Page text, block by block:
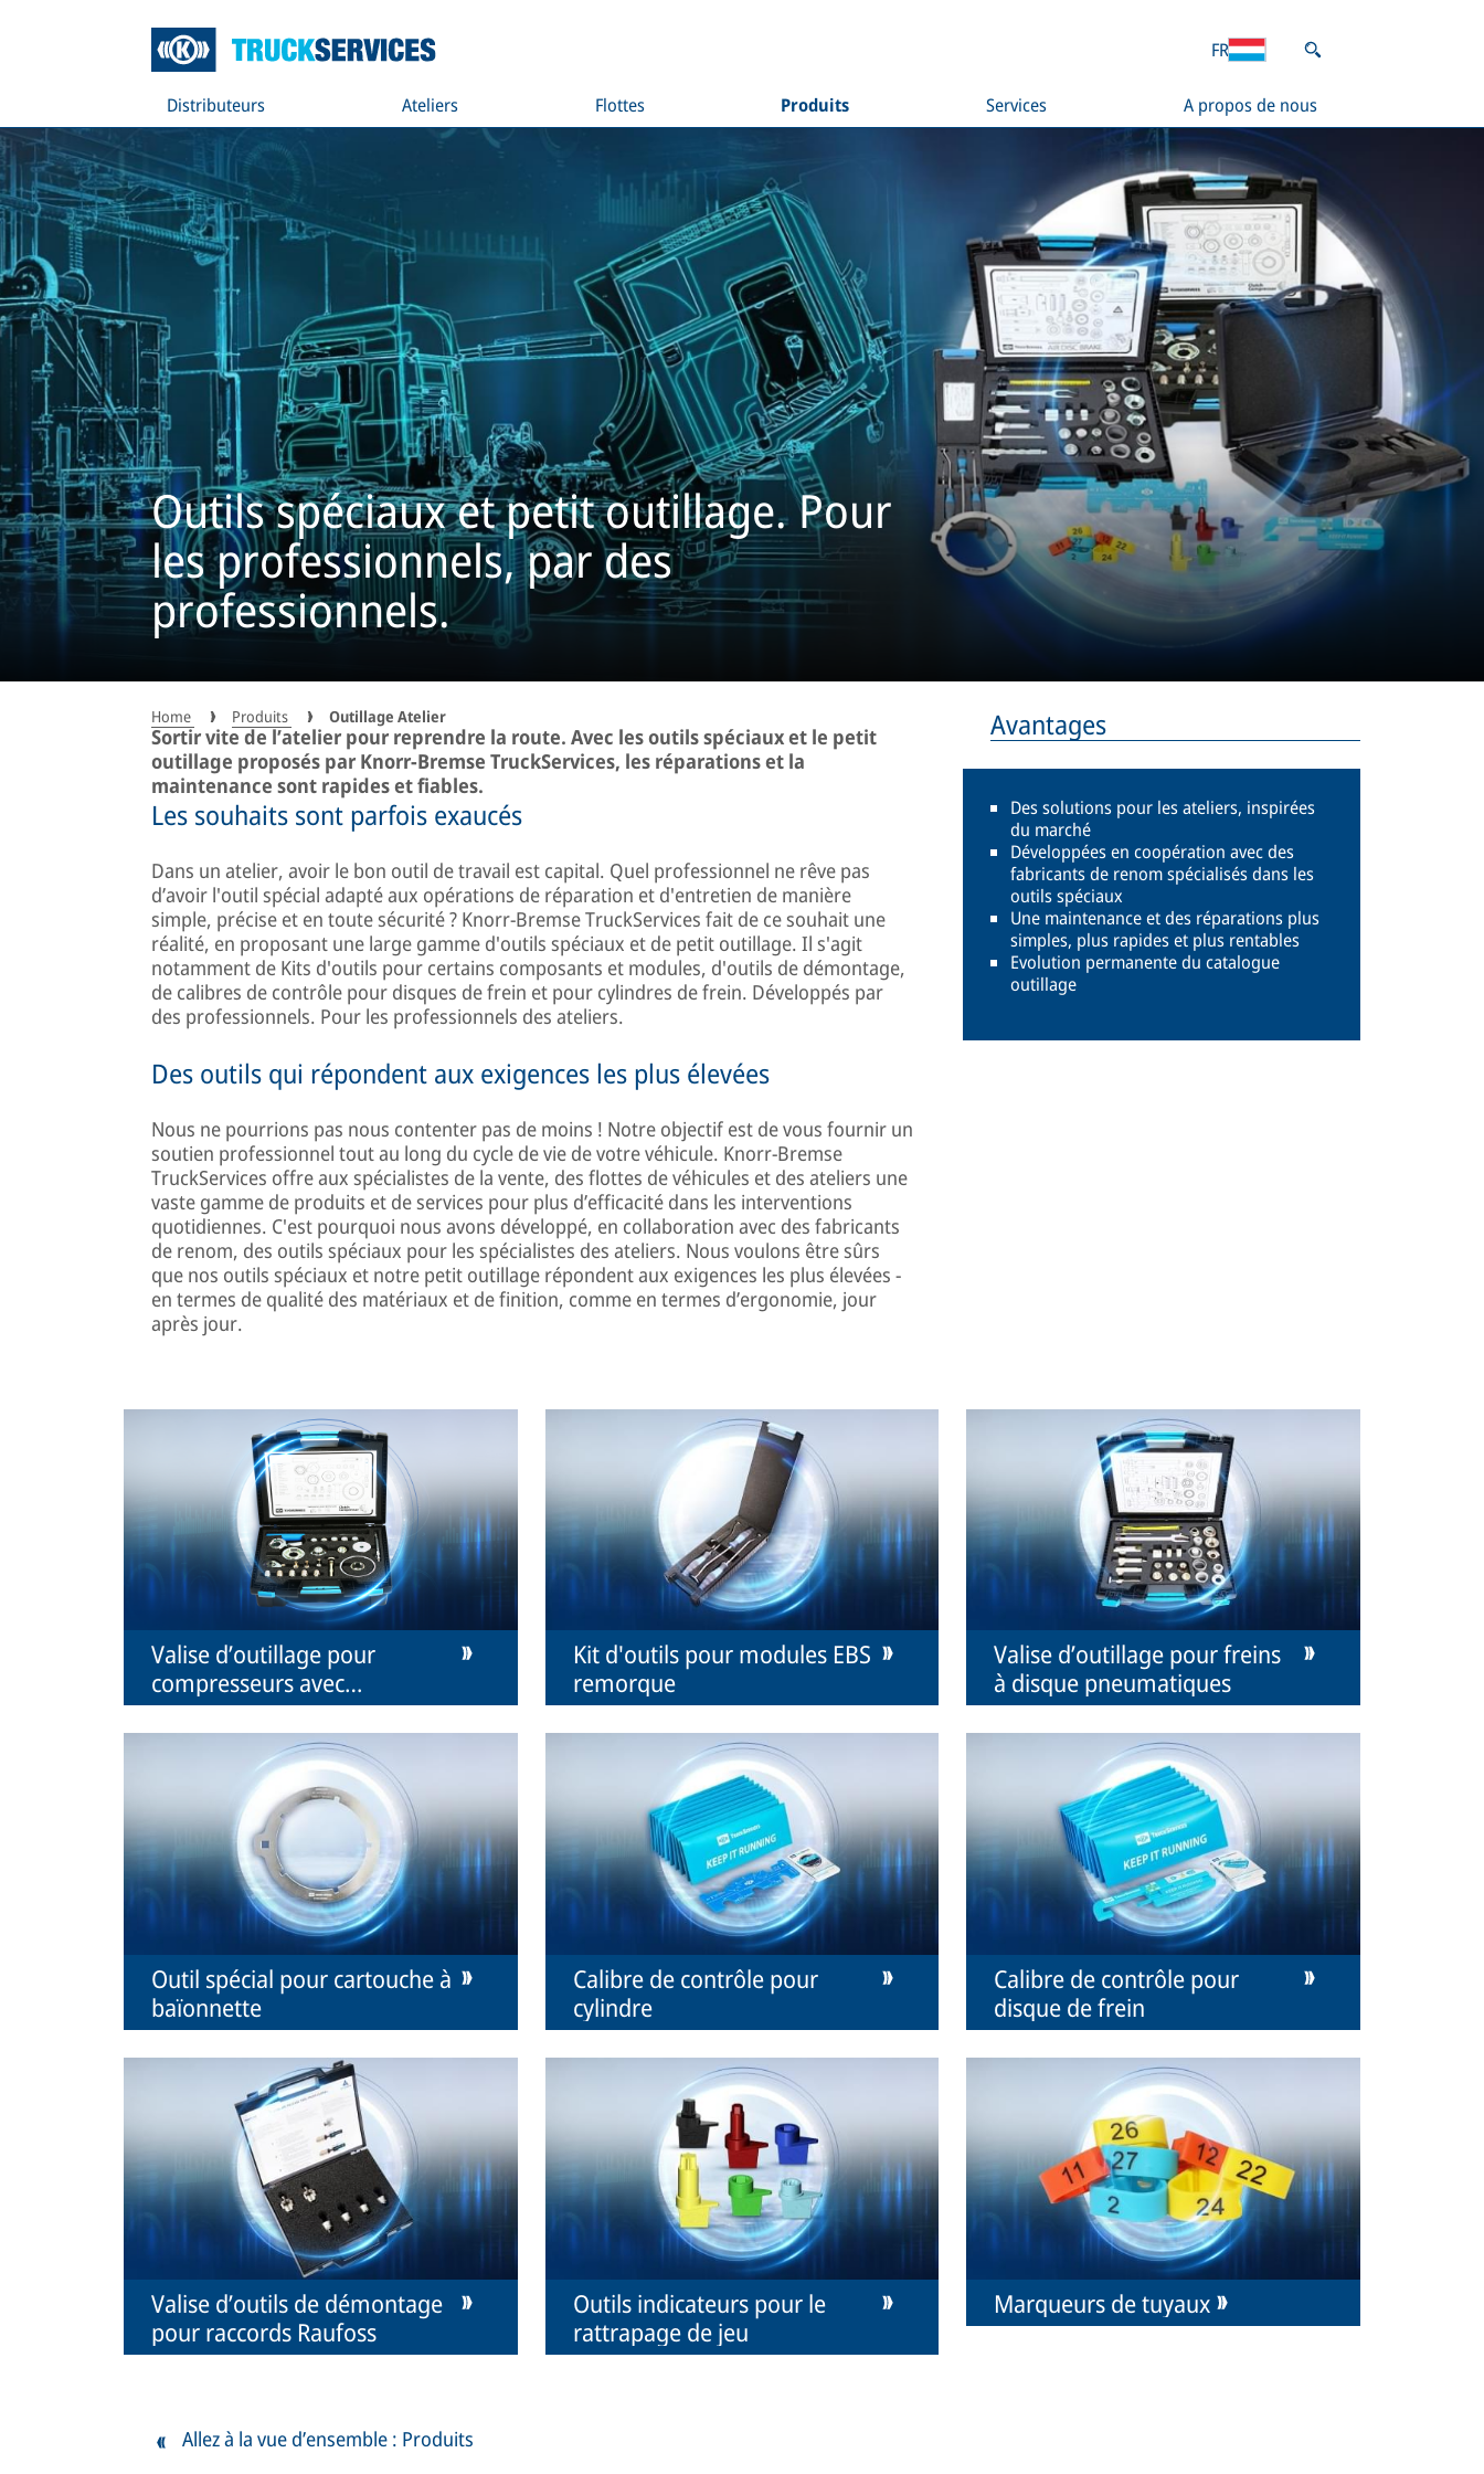
Distributeurs Ateliers Flottes Produits Services A propos de nous
FR
Outils spéciaux et petit outillage. Pour
les professionnels, par des
professionnels.
Home Produits Outillage Atelier
Sortir vite de l’atelier pour reprendre la route. Avec les outils spéciaux et le petit
outillage proposés par Knorr-Bremse TruckServices, les réparations et la
maintenance sont rapides et fiables.
Les souhaits sont parfois exaucés
Dans un atelier, avoir le bon outil de travail est capital. Quel professionnel ne rêve pas
d’avoir l'outil spécial adapté aux opérations de réparation et d'entretien de manière
simple, précise et en toute sécurité ? Knorr-Bremse TruckServices fait de ce souhait une
réalité, en proposant une large gamme d'outils spéciaux et de petit outillage. Il s'agit
notamment de Kits d'outils pour certains composants et modules, d'outils de démontage,
de calibres de contrôle pour disques de frein et pour cylindres de frein. Développés par
des professionnels. Pour les professionnels des ateliers.
Des outils qui répondent aux exigences les plus élevées
Nous ne pourrions pas nous contenter pas de moins ! Notre objectif est de vous fournir un
soutien professionnel tout au long du cycle de vie de votre véhicule. Knorr-Bremse
TruckServices offre aux spécialistes de la vente, des flottes de véhicules et des ateliers une
vaste gamme de produits et de services pour plus d’efficacité dans les interventions
quotidiennes. C'est pourquoi nous avons développé, en collaboration avec des fabricants
de renom, des outils spéciaux pour les spécialistes des ateliers. Nous voulons être sûrs
que nos outils spéciaux et notre petit outillage répondent aux exigences les plus élevées -
en termes de qualité des matériaux et de finition, comme en termes d’ergonomie, jour
après jour.
Avantages
Des solutions pour les ateliers, inspirées
du marché
Développées en coopération avec des
fabricants de renom spécialisés dans les
outils spéciaux
Une maintenance et des réparations plus
simples, plus rapides et plus rentables
Evolution permanente du catalogue
outillage
Valise d’outillage pour
compresseurs avec
embrayage
Kit d'outils pour modules EBS
remorque
Valise d’outillage pour freins
à disque pneumatiques
Outil spécial pour cartouche à
baïonnette
Calibre de contrôle pour
cylindre
Calibre de contrôle pour
disque de frein
Valise d’outils de démontage
pour raccords Raufoss
Outils indicateurs pour le
rattrapage de jeu
Marqueurs de tuyaux
Allez à la vue d’ensemble : Produits